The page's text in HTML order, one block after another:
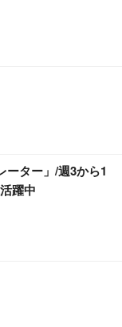
ーター」/週3から1
躍中